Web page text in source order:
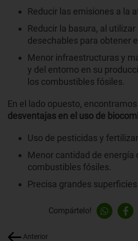
Reducir las emisiones a la
Reducir la basura, al
desechables para obtener
Menor infraestructuras y
y del entorno en su
los combustibles fósiles.
En el lado opuesto,
desventajas en el uso de
Uso de pesticidas y
Menor cantidad de energía
combustibles fósiles.
Precisa grandes
Compártelo!
Anterior